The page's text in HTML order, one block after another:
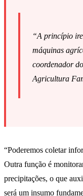
“A princípio
máquinas
coordenador
Agricultura
“Poderemos coletar
Outra função é
precipitações, o que
será um insumo